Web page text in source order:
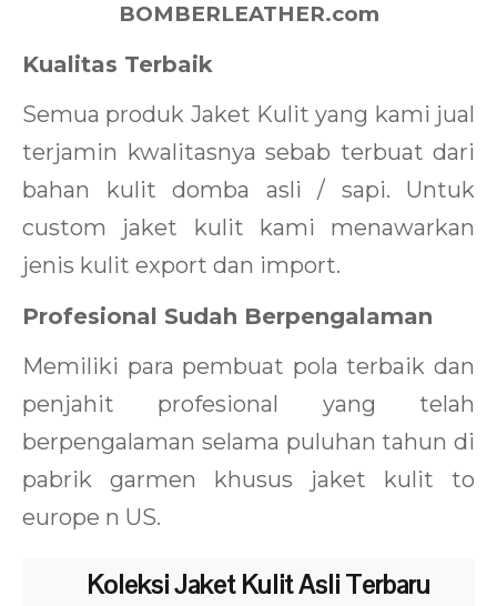
BOMBERLEATHER.com
Kualitas Terbaik
Semua produk Jaket Kulit yang kami jual
terjamin kwalitasnya sebab terbuat dari
bahan kulit domba asli / sapi. Untuk
custom jaket kulit kami menawarkan
jenis kulit export dan import.
Profesional Sudah Berpengalaman
Memiliki para pembuat pola terbaik dan
penjahit profesional yang telah
berpengalaman selama puluhan tahun di
pabrik garmen khusus jaket kulit to
europe n US.
Koleksi Jaket Kulit Asli Terbaru